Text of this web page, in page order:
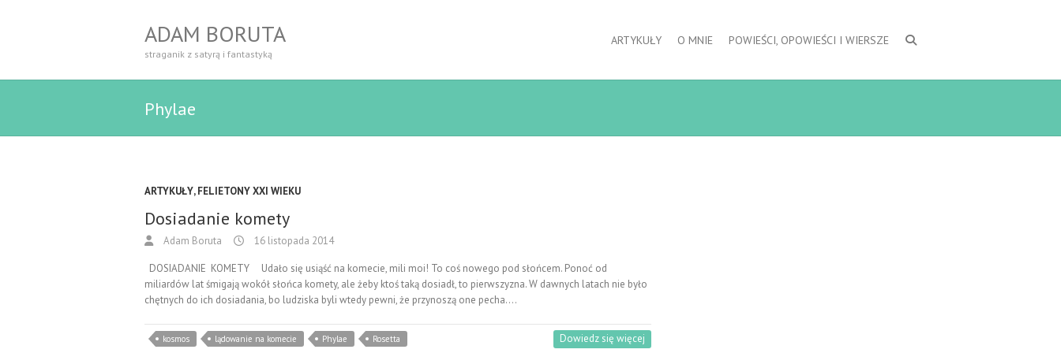
ADAM BORUTA
straganik z satyrą i fantastyką
ARTYKUŁY O MNIE POWIEŚCI, OPOWIEŚCI I WIERSZE
Phylae
ARTYKUŁY,FELIETONY XXI WIEKU
Dosiadanie komety
Adam Boruta 16 listopada 2014
DOSIADANIE KOMETY Udało się usiąść na komecie, mili moi! To coś nowego pod słońcem. Ponoć od
miliardów lat śmigają wokół słońca komety, ale żeby ktoś taką dosiadł, to pierwszyzna. W dawnych latach nie było
chętnych do ich dosiadania, bo ludziska byli wtedy pewni, że przynoszą one pecha.…
kosmos lądowanie na komecie Phylae Rosetta Dowiedz się więcej